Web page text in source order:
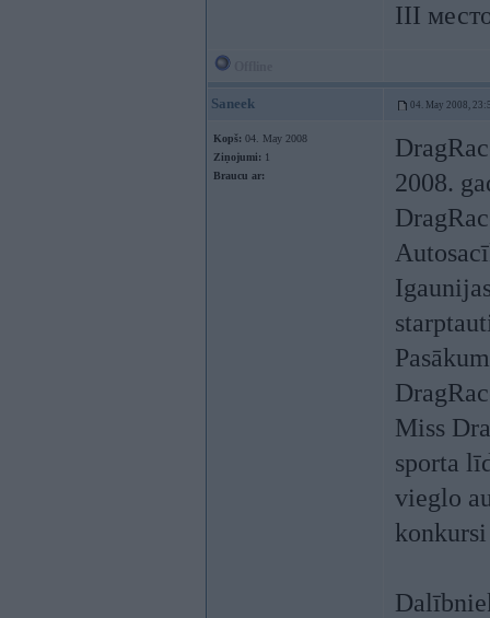
III
Saneek 04. May 2008,
Kopš: 04. May 2008
Ziņojumi: 1
Braucu ar:
2008.
Miss
sporta
vieglo